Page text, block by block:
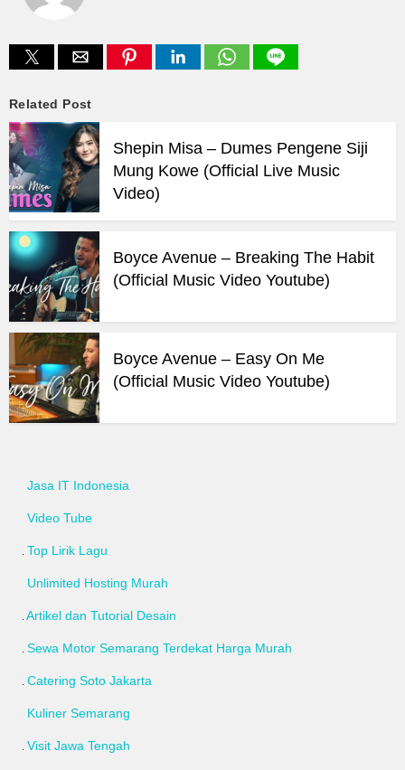
Related Post
Shepin Misa – Dumes Pengene Siji
Mung Kowe (Official Live Music
Video)
Boyce Avenue – Breaking The Habit
(Official Music Video Youtube)
Boyce Avenue – Easy On Me
(Official Music Video Youtube)
Jasa IT Indonesia
Video Tube
Top Lirik Lagu
Unlimited Hosting Murah
Artikel dan Tutorial Desain
Sewa Motor Semarang Terdekat Harga Murah
Catering Soto Jakarta
Kuliner Semarang
Visit Jawa Tengah